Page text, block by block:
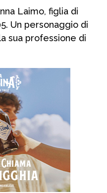
Laimo, figlia di
Un personaggio di
sua professione di